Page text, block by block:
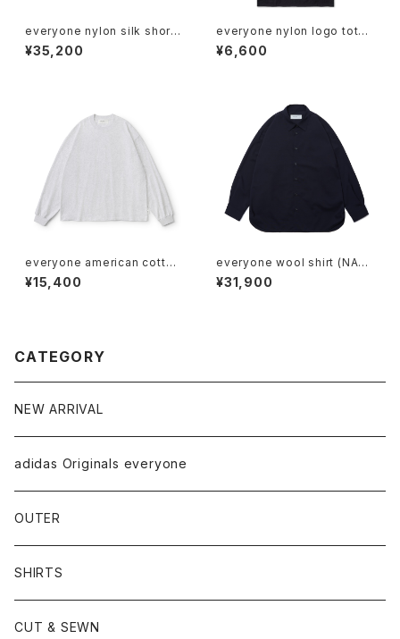
everyone nylon silk short
pants (BLACK)
¥35,200
everyone nylon logo tote
bag (BLACK)
¥6,600
everyone american cotton
long sleeve tee shirt (AS
H)
¥15,400
everyone wool shirt (NAV
Y)
¥31,900
CATEGORY
NEW ARRIVAL
adidas Originals everyone
OUTER
SHIRTS
CUT & SEWN